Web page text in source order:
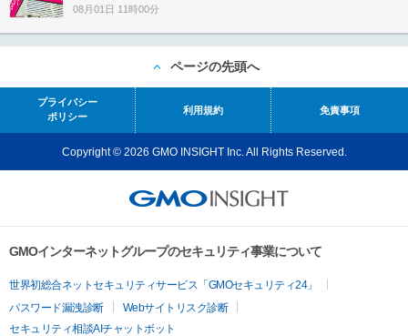
08月01日 11時00分
ページの先頭へ
プライバシー
ポリシー
利用規約 免責事項
Copyright © 2026 GMO INSIGHT Inc. All Rights Reserved.
GMOインターネットグループのセキュリティ事業について
世界初総合ネットセキュリティサービス「GMOセキュリティ24」
パスワード漏洩診断
Webサイトリスク診断
セキュリティ相談AIチャットボット